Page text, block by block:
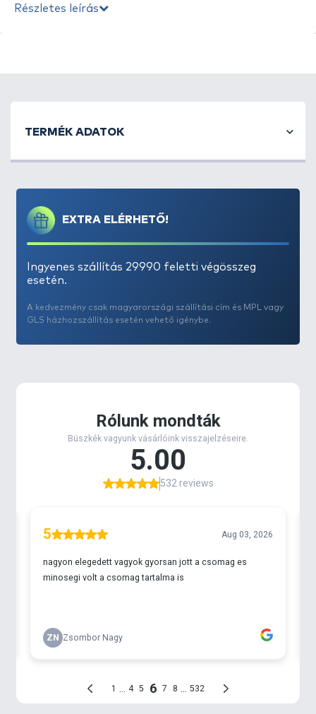
acélból készült pálca és három rövid marker jelölő
táskában mellékelve.
ez a kiegészítő 8mm átmérőjű teljesen
rozsdamentes, 46 cm hosszú rudat, 3 kisebb spot
marker kíséri, melyekkel gyerekjáték a méretek
megjelölése. A jelölő rudak numerikusan
gravírozottak.
Minden elem kiváló láthatóságú zárkupakkal van
kialakításuk mellett, a 2 rúdon hornyok is
kiküszöbölésére.
Részletes leírás
EXTRA ELÉRHETŐ!
Ingyenes szállítás 29990 feletti végösszeg
esetén.
A kedvezmény csak magyarországi szállítási cím és MPL vagy
GLS házhozszállítás esetén vehető igénybe.
TERMÉK ADATOK